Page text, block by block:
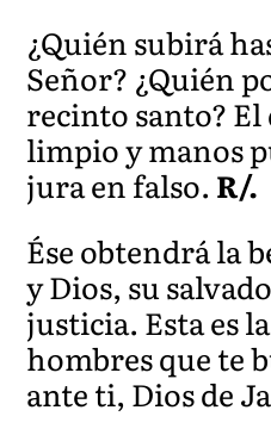
¿Quién subirá
Señor? ¿Quién
recinto santo? El
limpio y manos
jura en falso. R/.
Ése obtendrá la
y Dios, su
justicia. Esta es
hombres que te
ante ti, Dios de